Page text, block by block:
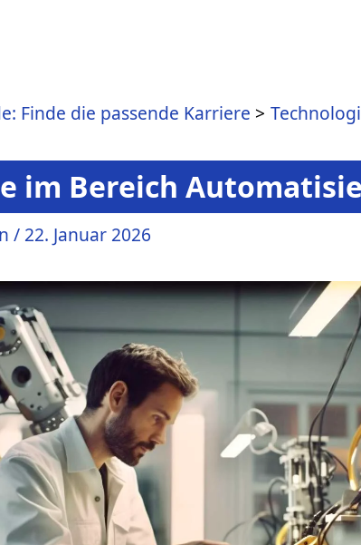
Finde die passende Karriere
im Bereich
/ 22. Januar 2026